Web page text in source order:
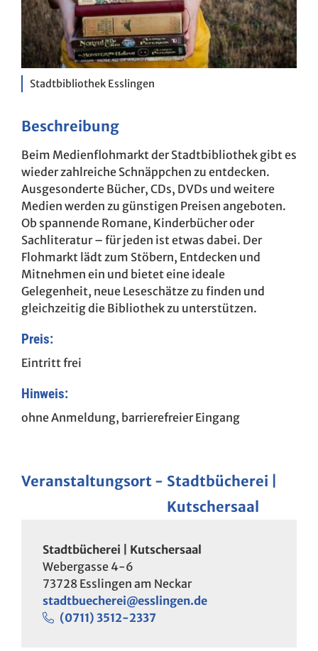
Stadtbibliothek Esslingen
Beschreibung
Beim Medienflohmarkt der Stadtbibliothek gibt es
wieder zahlreiche Schnäppchen zu entdecken.
Ausgesonderte Bücher, CDs, DVDs und weitere
Medien werden zu günstigen Preisen angeboten.
Ob spannende Romane, Kinderbücher oder
Sachliteratur – für jeden ist etwas dabei. Der
Flohmarkt lädt zum Stöbern, Entdecken und
Mitnehmen ein und bietet eine ideale
Gelegenheit, neue Leseschätze zu finden und
gleichzeitig die Bibliothek zu unterstützen.
Preis:
Eintritt frei
Hinweis:
ohne Anmeldung, barrierefreier Eingang
Veranstaltungsort
Stadtbücherei |
Kutschersaal
Stadtbücherei | Kutschersaal
Webergasse 4-6
73728 Esslingen am Neckar
stadtbuecherei@esslingen.de
(0711) 3512-2337